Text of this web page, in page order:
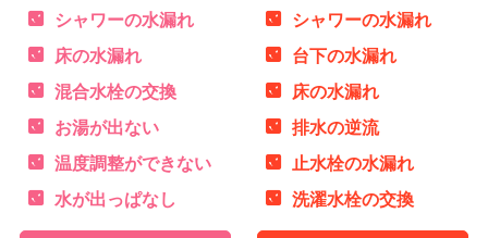
シャワーの水漏れ
床の水漏れ
混合水栓の交換
お湯が出ない
温度調整ができない
水が出っぱなし
シャワーの水漏れ
台下の水漏れ
床の水漏れ
排水の逆流
止水栓の水漏れ
洗濯水栓の交換